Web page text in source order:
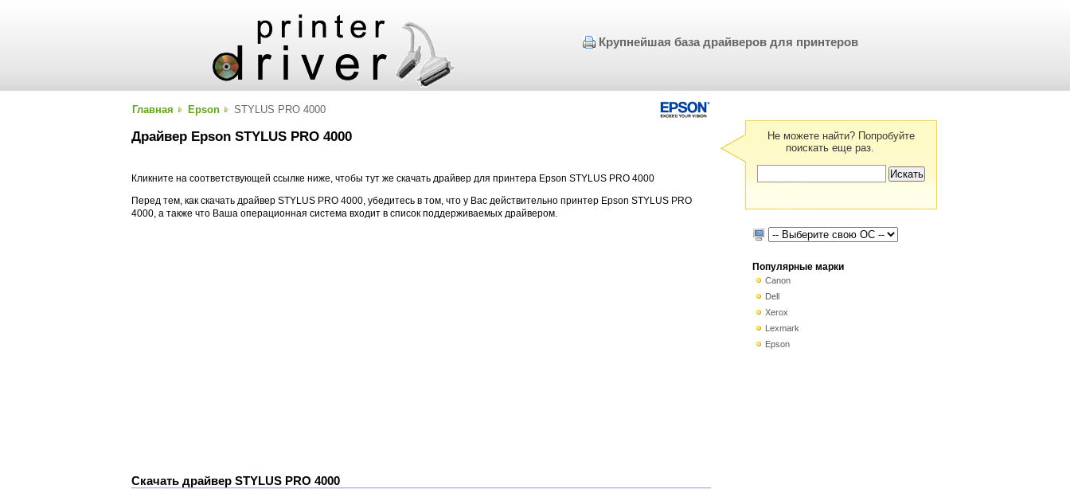
Крупнейшая база драйверов для принтеров
Главная Epson STYLUS PRO 4000
Драйвер Epson STYLUS PRO 4000
Кликните на соответствующей ссылке ниже, чтобы тут же скачать драйвер для принтера Epson STYLUS PRO 4000
Перед тем, как скачать драйвер STYLUS PRO 4000, убедитесь в том, что у Вас действительно принтер Epson STYLUS PRO
4000, а также что Ваша операционная система входит в список поддерживаемых драйвером.
Скачать драйвер STYLUS PRO 4000
Не можете найти? Попробуйте
поискать еще раз.
Популярные марки
Canon
Dell
Xerox
Lexmark
Epson